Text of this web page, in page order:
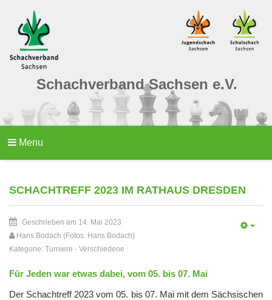
Schachverband Sachsen e.V.
Menu
SCHACHTREFF 2023 IM RATHAUS DRESDEN
Geschrieben am 14. Mai 2023
Hans Bodach (Fotos: Hans Bodach)
Kategorie: Turniere - Verschiedene
Für Jeden war etwas dabei, vom 05. bis 07. Mai
Der Schachtreff 2023 vom 05. bis 07. Mai mit dem Sächsischen